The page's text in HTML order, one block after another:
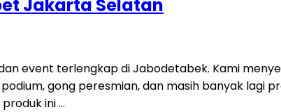
Jakarta Selatan
event terlengkap di Jabodetabek. Kami
gong peresmian, dan masih banyak lagi
ini …